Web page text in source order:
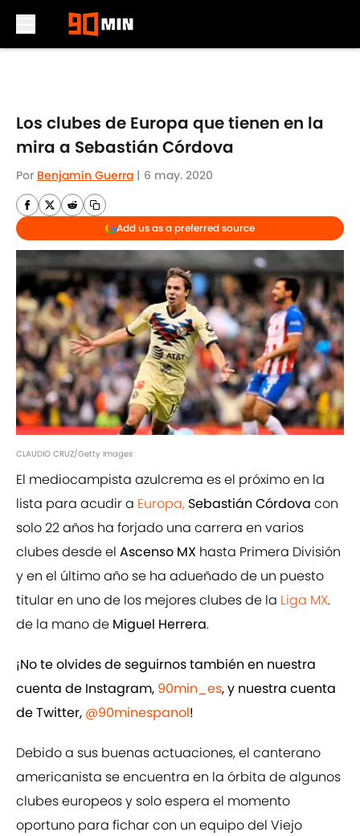
Los clubes de Europa que tienen en la
mira a Sebastián Córdova
Por Benjamín Guerra | 6 may. 2020
Add us as a preferred source
CLAUDIO CRUZ/Getty Images
El mediocampista azulcrema es el próximo en la
lista para acudir a Europa, Sebastián Córdova con
solo 22 años ha forjado una carrera en varios
clubes desde el Ascenso MX hasta Primera División
y en el último año se ha adueñado de un puesto
titular en uno de los mejores clubes de la Liga MX.
de la mano de Miguel Herrera.
¡No te olvides de seguirnos también en nuestra
cuenta de Instagram, 90min_es, y nuestra cuenta
de Twitter, @90minespanol!
Debido a sus buenas actuaciones, el canterano
americanista se encuentra en la órbita de algunos
clubes europeos y solo espera el momento
oportuno para fichar con un equipo del Viejo